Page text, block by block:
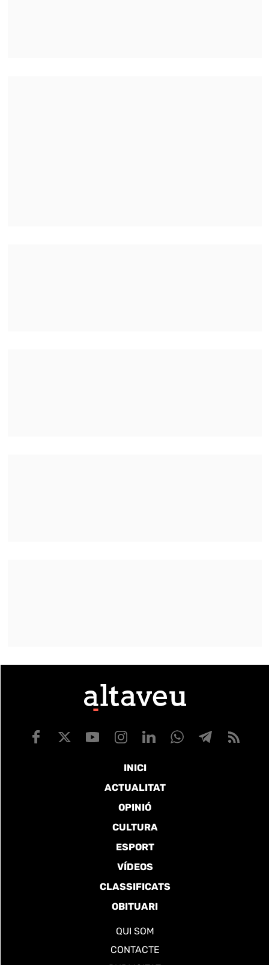
INICI
ACTUALITAT
OPINIÓ
CULTURA
ESPORT
VÍDEOS
CLASSIFICATS
OBITUARI
QUI SOM
CONTACTE